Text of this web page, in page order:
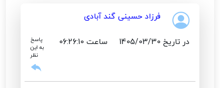
فرزاد حسینی گند آبادی
در تاریخ 1405/03/30
ساعت 06:26:10
پاسخ
به این
نظر